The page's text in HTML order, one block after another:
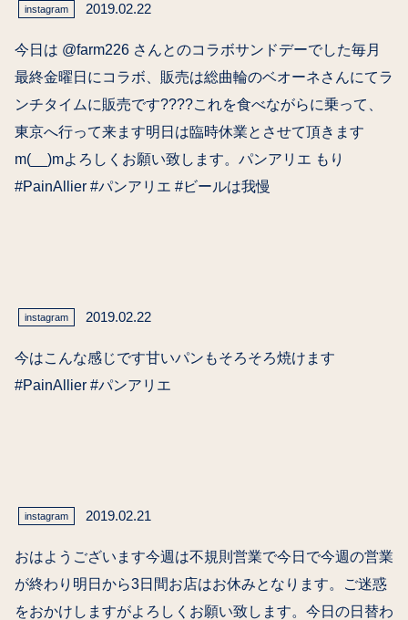
instagram 2019.02.22
今日は @farm226 さんとのコラボサンドデーでした毎月
最終金曜日にコラボ、販売は総曲輪のベオーネさんにてラ
ンチタイムに販売です????これを食べながらに乗って、
東京へ行って来ます明日は臨時休業とさせて頂きます
m(__)mよろしくお願い致します。パンアリエ もり
#PainAllier #パンアリエ #ビールは我慢
instagram 2019.02.22
今はこんな感じです甘いパンもそろそろ焼けます
#PainAllier #パンアリエ
instagram 2019.02.21
おはようございます今週は不規則営業で今日で今週の営業
が終わり明日から3日間お店はお休みとなります。ご迷惑
をおかけしますがよろしくお願い致します。今日の日替わ